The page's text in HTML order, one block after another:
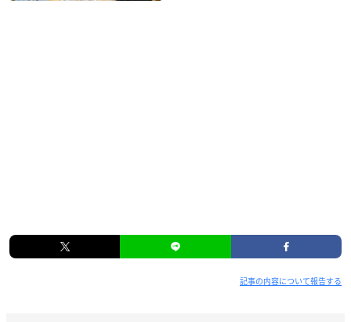
記事の内容について報告する